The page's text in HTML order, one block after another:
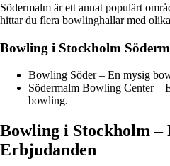
Södermalm är ett annat populärt
hittar du flera bowlinghallar med
Bowling i Stockholm
Bowling Söder – En mysig
Södermalm Bowling Center –
bowling.
Bowling i Stockholm –
Erbjudanden